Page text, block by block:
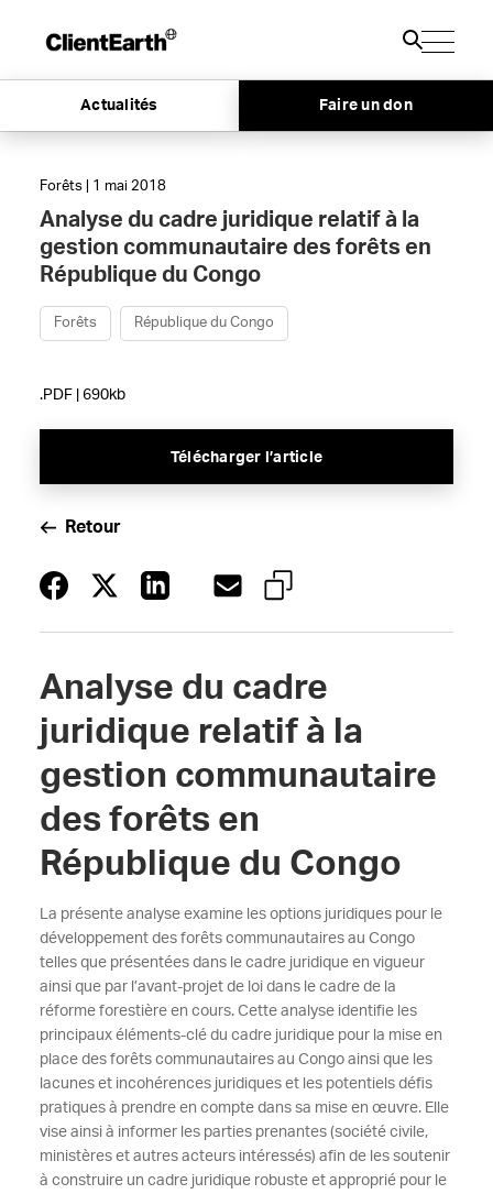
Actualités Faire un don
Forêts | 1 mai 2018
Analyse du cadre juridique relatif à la
gestion communautaire des forêts en
République du Congo
Forêts République du Congo
.PDF | 690kb
Télécharger l’article
Retour
Analyse du cadre
juridique relatif à la
gestion communautaire
des forêts en
République du Congo
La présente analyse examine les options juridiques pour le
développement des forêts communautaires au Congo
telles que présentées dans le cadre juridique en vigueur
ainsi que par l’avant-projet de loi dans le cadre de la
réforme forestière en cours. Cette analyse identifie les
principaux éléments-clé du cadre juridique pour la mise en
place des forêts communautaires au Congo ainsi que les
lacunes et incohérences juridiques et les potentiels défis
pratiques à prendre en compte dans sa mise en œuvre. Elle
vise ainsi à informer les parties prenantes (société civile,
ministères et autres acteurs intéressés) afin de les soutenir
à construire un cadre juridique robuste et approprié pour le